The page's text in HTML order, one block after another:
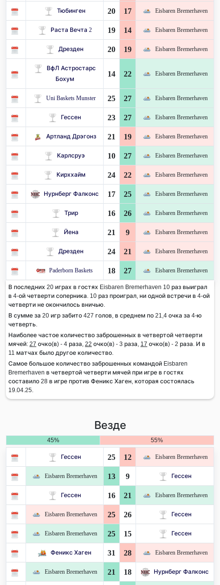
Тюбинген 20 17 Eisbaren Bremerhaven
Раста Вечта 2 19 14 Eisbaren Bremerhaven
Дрезден 20 19 Eisbaren Bremerhaven
ВфЛ Астростарс
Бохум
14 22 Eisbaren Bremerhaven
Uni Baskets Munster 25 27 Eisbaren Bremerhaven
Гессен 23 27 Eisbaren Bremerhaven
Артланд Дрэгонз 21 19 Eisbaren Bremerhaven
Карлсруэ 10 27 Eisbaren Bremerhaven
Кирххайм 24 22 Eisbaren Bremerhaven
Нурнберг Фалконс 17 25 Eisbaren Bremerhaven
Трир 16 26 Eisbaren Bremerhaven
Йена 21 9 Eisbaren Bremerhaven
Дрезден 24 21 Eisbaren Bremerhaven
Paderborn Baskets 18 27 Eisbaren Bremerhaven
В последних 20 играх в гостях Eisbaren Bremerhaven 10 раз выиграл
в 4-ой четверти соперника. 10 раз проиграл, ни одной встречи в 4-ой
четверти не окончилось вничью.
В сумме за 20 игр забито 427 голов, в среднем по 21,4 очка за 4-ю
четверть.
Наиболее частое количество заброшенных в четвертой четверти
мячей: 27 очко(в) - 4 раза, 22 очко(в) - 3 раза, 17 очко(в) - 2 раза. И в
11 матчах было другое количество.
Самое большое количество заброшенных командой Eisbaren
Bremerhaven в четвертой четверти мячей при игре в гостях
составило 28 в игре против Феникс Хаген, которая состоялась
19.04.25.
Везде
45% 55%
Гессен 25 12 Eisbaren Bremerhaven
Eisbaren Bremerhaven 13 9 Гессен
Гессен 16 21 Eisbaren Bremerhaven
Eisbaren Bremerhaven 25 26 Гессен
Eisbaren Bremerhaven 25 15 Гессен
Феникс Хаген 31 28 Eisbaren Bremerhaven
Eisbaren Bremerhaven 21 18 Нурнберг Фалконс